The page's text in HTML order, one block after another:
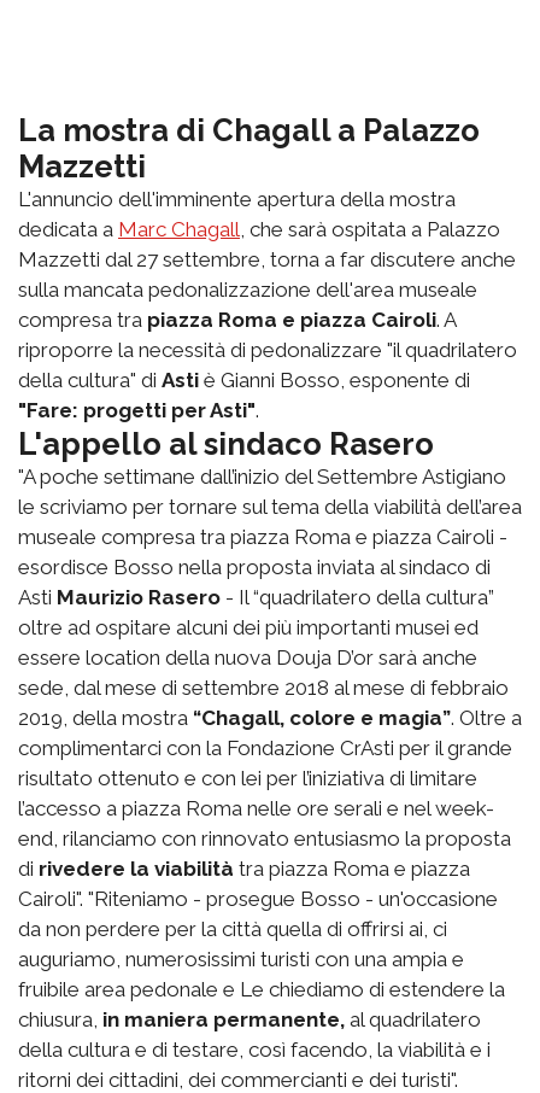
La mostra di Chagall a Palazzo
Mazzetti
L'annuncio dell'imminente apertura della mostra
dedicata a Marc Chagall , che sarà ospitata a Palazzo
Mazzetti dal 27 settembre, torna a far discutere anche
sulla mancata pedonalizzazione dell'area museale
compresa tra piazza Roma e piazza Cairoli. A
riproporre la necessità di pedonalizzare "il quadrilatero
della cultura" di Asti è Gianni Bosso, esponente di
"Fare: progetti per Asti".
L'appello al sindaco Rasero
"A poche settimane dall’inizio del Settembre Astigiano
le scriviamo per tornare sul tema della viabilità dell’area
museale compresa tra piazza Roma e piazza Cairoli -
esordisce Bosso nella proposta inviata al sindaco di
Asti Maurizio Rasero - Il “quadrilatero della cultura”
oltre ad ospitare alcuni dei più importanti musei ed
essere location della nuova Douja D’or sarà anche
sede, dal mese di settembre 2018 al mese di febbraio
2019, della mostra “Chagall, colore e magia”. Oltre a
complimentarci con la Fondazione CrAsti per il grande
risultato ottenuto e con lei per l’iniziativa di limitare
l’accesso a piazza Roma nelle ore serali e nel week-
end, rilanciamo con rinnovato entusiasmo la proposta
di rivedere la viabilità tra piazza Roma e piazza
Cairoli". "Riteniamo - prosegue Bosso - un'occasione
da non perdere per la città quella di offrirsi ai, ci
auguriamo, numerosissimi turisti con una ampia e
fruibile area pedonale e Le chiediamo di estendere la
chiusura, in maniera permanente, al quadrilatero
della cultura e di testare, così facendo, la viabilità e i
ritorni dei cittadini, dei commercianti e dei turisti".